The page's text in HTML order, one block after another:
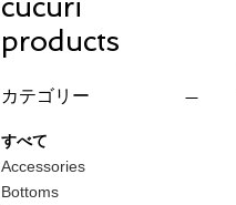
cucuri
products
カテゴリー
すべて
Accessories
Bottoms